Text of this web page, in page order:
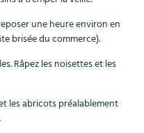
une heure environ en
brisée du commerce).
Râpez les noisettes et les
les abricots préalablement